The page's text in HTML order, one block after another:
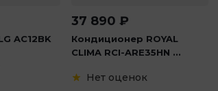
AC12BK
37 890 ₽
Кондиционер ROYAL
CLIMA RCI-ARE35HN ...
Нет оценок